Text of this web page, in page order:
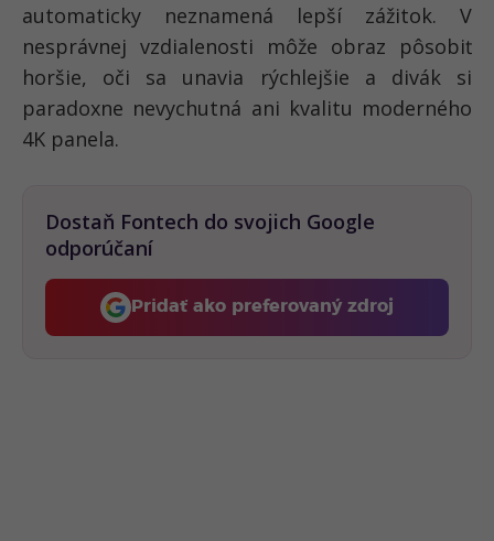
automaticky neznamená lepší zážitok. V
nesprávnej vzdialenosti môže obraz pôsobiť
horšie, oči sa unavia rýchlejšie a divák si
paradoxne nevychutná ani kvalitu moderného
4K panela.
Dostaň Fontech do svojich Google
odporúčaní
Pridať ako preferovaný zdroj
Fontech, odkaz sa otvorí v